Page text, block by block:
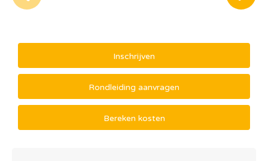
Inschrijven
Rondleiding aanvragen
Bereken kosten